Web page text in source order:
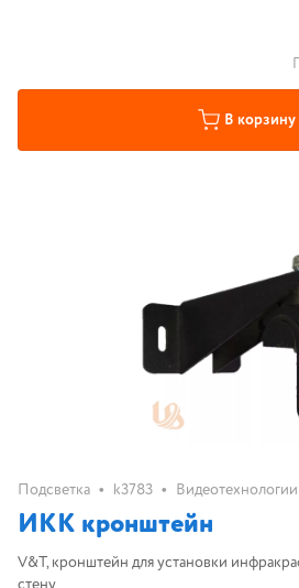
В корзину
Подсветка • k3783 • Видеотехнологии
ИКК кронштейн
V&T, кронштейн для установки